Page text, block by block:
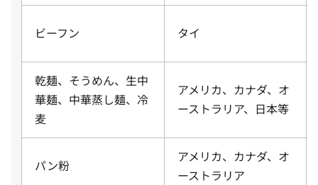
ビーフン タイ
乾麺、そうめん、生中
華麺、中華蒸し麺、冷
麦
アメリカ、カナダ、オ
ーストラリア、日本等
パン粉
アメリカ、カナダ、オ
ーストラリア